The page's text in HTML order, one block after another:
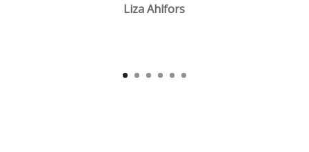
Liza Ahlfors